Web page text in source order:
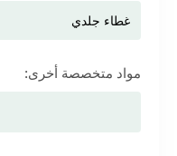
مواد متخصصة أخرى: